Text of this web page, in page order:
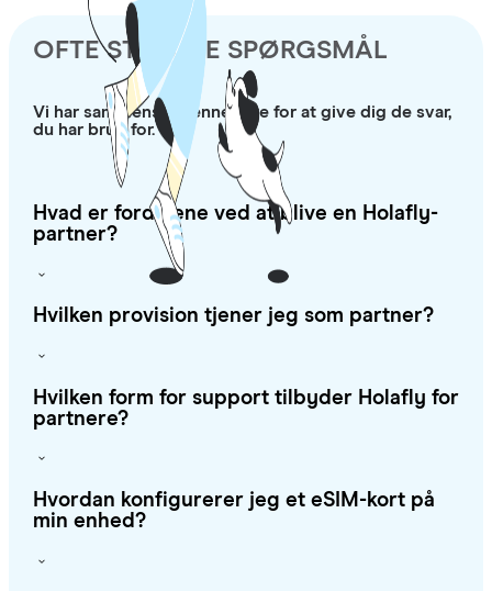
OFTE STILLEDE SPØRGSMÅL
Vi har sammensat denne liste for at give dig de svar,
du har brug for.
Hvad er fordelene ved at blive en Holafly-
partner?
Hvilken provision tjener jeg som partner?
Hvilken form for support tilbyder Holafly for
partnere?
Hvordan konfigurerer jeg et eSIM-kort på
min enhed?